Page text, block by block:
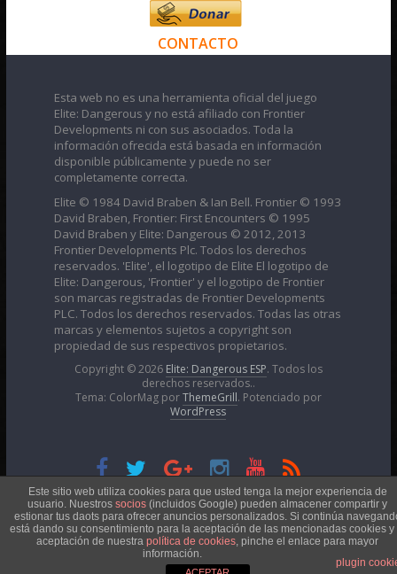
CONTACTO
Esta web no es una herramienta oficial del juego
Elite: Dangerous y no está afiliado con Frontier
Developments ni con sus asociados. Toda la
información ofrecida está basada en información
disponible públicamente y puede no ser
completamente correcta.
Elite © 1984 David Braben & Ian Bell. Frontier © 1993
David Braben, Frontier: First Encounters © 1995
David Braben y Elite: Dangerous © 2012, 2013
Frontier Developments Plc. Todos los derechos
reservados. 'Elite', el logotipo de Elite El logotipo de
Elite: Dangerous, 'Frontier' y el logotipo de Frontier
son marcas registradas de Frontier Developments
PLC. Todos los derechos reservados. Todas las otras
marcas y elementos sujetos a copyright son
propiedad de sus respectivos propietarios.
Copyright © 2026 Elite: Dangerous ESP. Todos los
derechos reservados..
Tema: ColorMag porThemeGrill. Potenciado por
WordPress
Esta obra está bajo unaLicencia Creative Commons
Atribución-NoComercial 4.0 Internacional
Este sitio web utiliza cookies para que usted tenga la mejor experiencia de
usuario. Nuestros socios (incluidos Google) pueden almacener compartir y
estionar tus daots para ofrecer anuncios personalizados. Si continúa
está dando su consentimiento para la aceptación de las mencionadas cookies y
aceptación de nuestra política de cookies, pinche el enlace para mayor
información.
plugin